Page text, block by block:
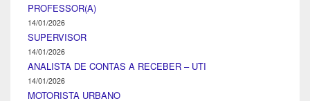
PROFESSOR(A)
14/01/2026
SUPERVISOR
14/01/2026
ANALISTA DE CONTAS A RECEBER – UTI
14/01/2026
MOTORISTA URBANO